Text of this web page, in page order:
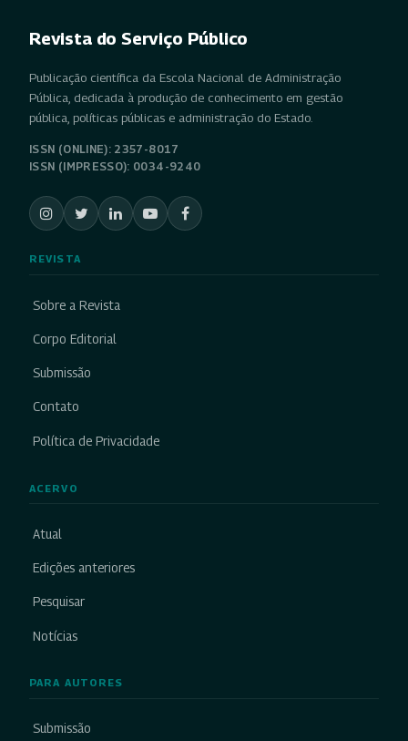
Revista do Serviço Público
Publicação científica da Escola Nacional de Administração
Pública, dedicada à produção de conhecimento em gestão
pública, políticas públicas e administração do Estado.
ISSN (ONLINE): 2357-8017
ISSN (IMPRESSO): 0034-9240
REVISTA
Sobre a Revista
Corpo Editorial
Submissão
Contato
Política de Privacidade
ACERVO
Atual
Edições anteriores
Pesquisar
Notícias
PARA AUTORES
Submissão